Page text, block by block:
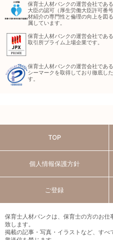
保育士人材バンクの運営会社であ
大臣の認可（厚生労働大臣許可番
材紹介の専門性と倫理の向上を図
属しています。
保育士人材バンクの運営会社であ
取引所プライム上場企業です。
保育士人材バンクの運営会社であ
シーマークを取得しており徹底し
す。
TOP
個人情報保護方針
ご登録
保育士人材バンクは、保育士の方のお仕
致します。
掲載の記事・写真・イラストなど、す